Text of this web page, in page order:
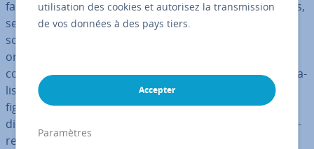
faite. Ces clients font part de leurs ex­pé­riences positives,
se font am­bas­sa­deurs de la marque en la con­seil­lant et
sont gé­né­ra­le­ment des clients fidèles. Le bouche-à-
oreille con­cer­nant la sa­tis­fac­tion reste un moyen de
com­mu­ni­ca­tion important, même dans un monde di­gi­ta­
lisé. Sur votre liste de
priorités, la
doit
figurer tout en haut. Pour pouvoir donner un sens
directeur à vos mesures, il est d’usage d’obtenir ré­gu­liè­
re­ment les retours de votre clientèle, par exemple en
utilisation des cookies et autorisez la transmission
de vos données à des pays tiers.
Accepter
Paramètres